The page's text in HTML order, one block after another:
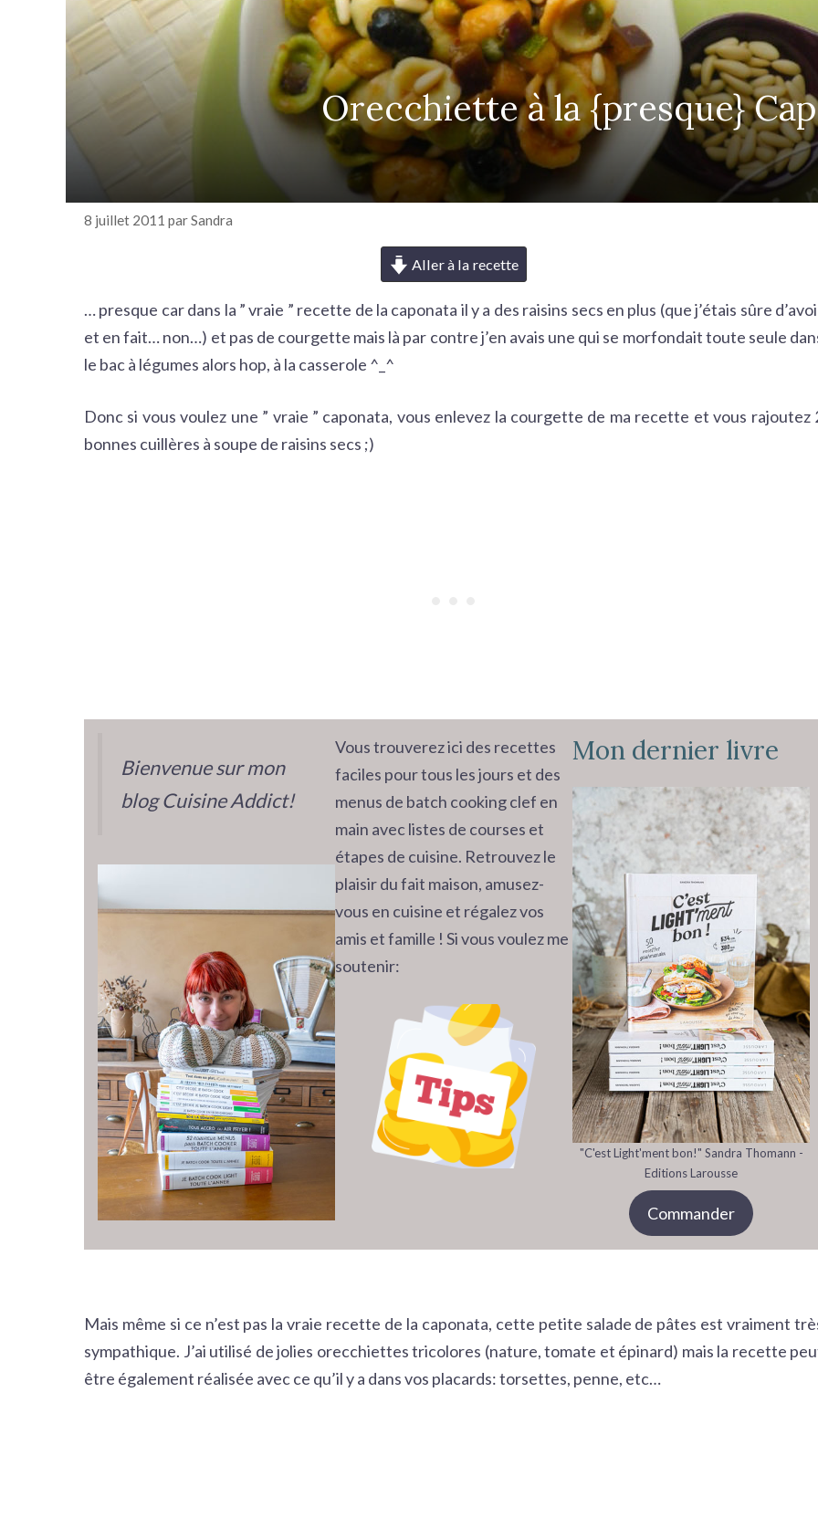
r
c
h
e
r
Orecchiette à la {presque}
8 juillet 2011 parSandra
Aller à la recette
… presque car dans la ” vraie ” recette de la caponata il y a des raisins secs en plus (que j’étais sûre
et en fait… non…) et pas de courgette mais là par contre j’en avais une qui se morfondait toute seule
le bac à légumes alors hop, à la casserole ^_^
Donc si vous voulez une ” vraie ” caponata, vous enlevez la courgette de ma recette et vous rajoutez
bonnes cuillères à soupe de raisins secs ;)
Bienvenue sur mon
blog Cuisine Addict!
Vous trouverez ici des recettes
faciles pour tous les jours et des
menus de batch cooking clef en
main avec listes de courses et
étapes de cuisine. Retrouvez le
plaisir du fait maison, amusez-
vous en cuisine et régalez vos
amis et famille ! Si vous voulez me
soutenir:
Mon dernier livre
"C'est Light'ment bon!" Sandra Thomann -
Editions Larousse
Commander
Mais même si ce n’est pas la vraie recette de la caponata, cette petite salade de pâtes est vraiment
sympathique. J’ai utilisé de jolies orecchiettes tricolores (nature, tomate et épinard) mais la recette
être également réalisée avec ce qu’il y a dans vos placards: torsettes, penne, etc…